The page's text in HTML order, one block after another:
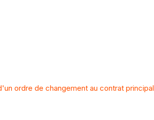
ordre de changement au contrat principal